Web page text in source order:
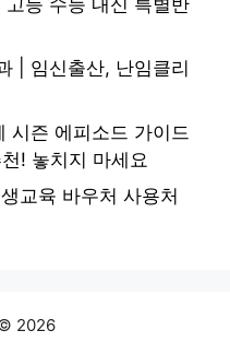
| 임신출산, 난임클리
시즌 에피소드 가이드
! 놓치지 마세요
교육 바우처 사용처
2026